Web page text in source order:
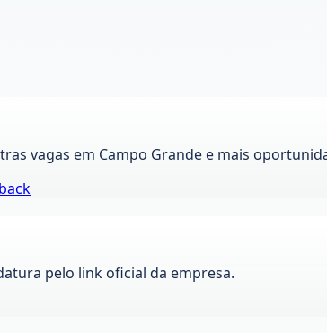
vagas em Campo Grandee mais
pelo link oficial da empresa.